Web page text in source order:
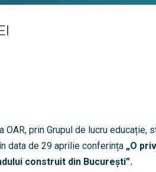
OAR, prin Grupul de lucru educație,
data de 29 aprilie conferința „O
construit din București”.